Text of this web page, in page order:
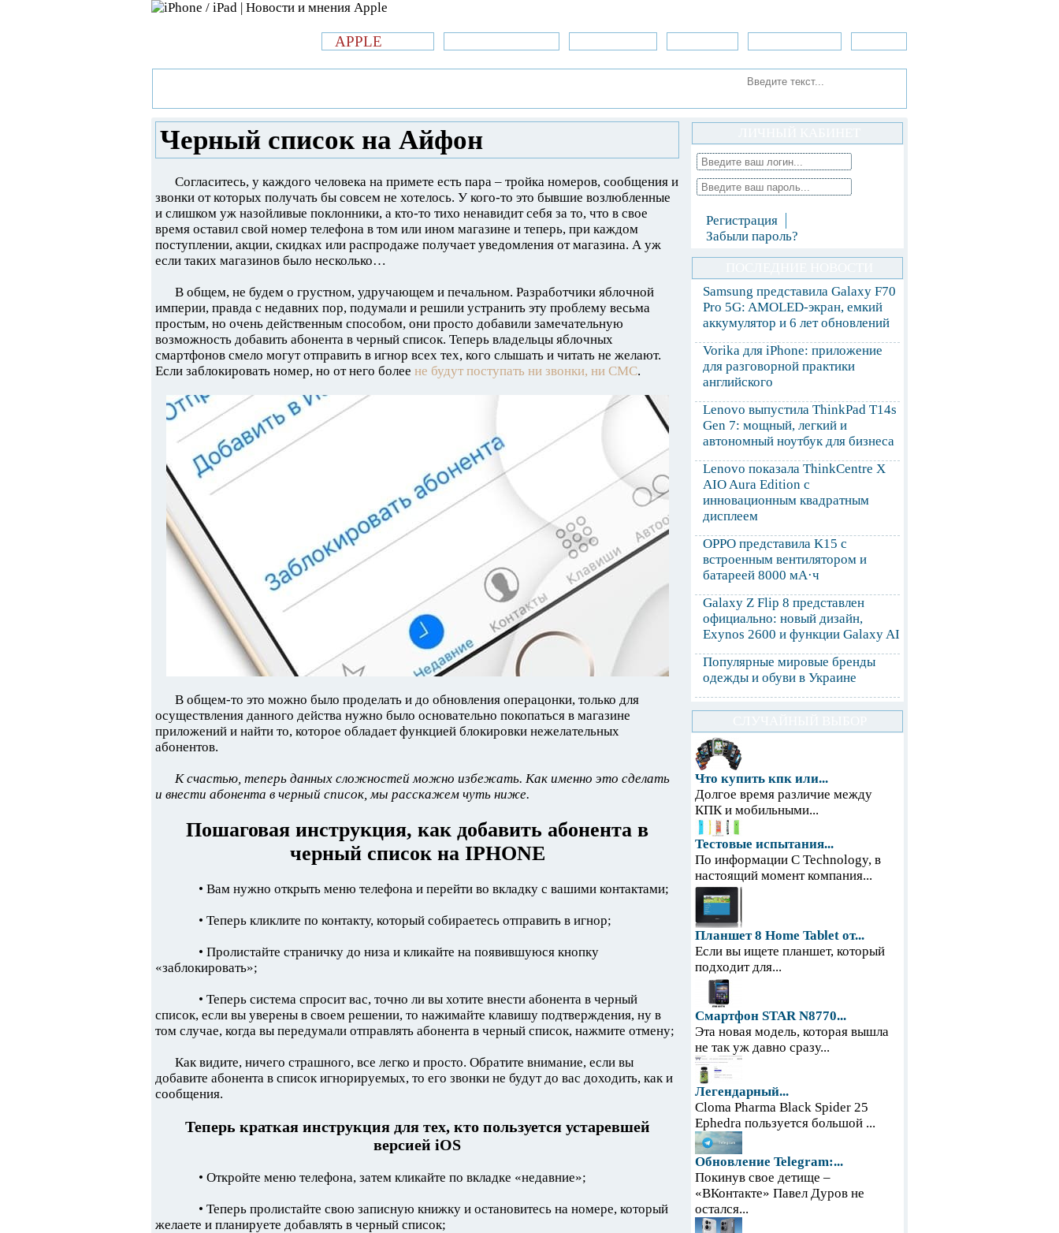
APPLE
Черный список на Айфон
Согласитесь, у каждого человека на примете есть пара – тройка номеров, сообщения и
звонки от которых получать бы совсем не хотелось. У кого-то это бывшие возлюбленные
и слишком уж назойливые поклонники, а кто-то тихо ненавидит себя за то, что в свое
время оставил свой номер телефона в том или ином магазине и теперь, при каждом
поступлении, акции, скидках или распродаже получает уведомления от магазина. А уж
если таких магазинов было несколько…
В общем, не будем о грустном, удручающем и печальном. Разработчики яблочной
империи, правда с недавних пор, подумали и решили устранить эту проблему весьма
простым, но очень действенным способом, они просто добавили замечательную
возможность добавить абонента в черный список. Теперь владельцы яблочных
смартфонов смело могут отправить в игнор всех тех, кого слышать и читать не желают.
Если заблокировать номер, но от него более не будут поступать ни звонки, ни СМС.
В общем-то это можно было проделать и до обновления операцонки, только для
осуществления данного действа нужно было основательно покопаться в магазине
приложений и найти то, которое обладает функцией блокировки нежелательных
абонентов.
К счастью, теперь данных сложностей можно избежать. Как именно это сделать
и внести абонента в черный список, мы расскажем чуть ниже.
Пошаговая инструкция, как добавить абонента в
черный список на IPHONE
• Вам нужно открыть меню телефона и перейти во вкладку с вашими контактами;
• Теперь кликлите по контакту, который собираетесь отправить в игнор;
• Пролистайте страничку до низа и кликайте на появившуюся кнопку
«заблокировать»;
• Теперь система спросит вас, точно ли вы хотите внести абонента в черный
список, если вы уверены в своем решении, то нажимайте клавишу подтверждения, ну в
том случае, когда вы передумали отправлять абонента в черный список, нажмите отмену;
Как видите, ничего страшного, все легко и просто. Обратите внимание, если вы
добавите абонента в список игнорируемых, то его звонки не будут до вас доходить, как и
сообщения.
Теперь краткая инструкция для тех, кто пользуется устаревшей
версией iOS
• Откройте меню телефона, затем кликайте по вкладке «недавние»;
• Теперь пролистайте свою записную книжку и остановитесь на номере, который
желаете и планируете добавлять в черный список;
Регистрация
Забыли пароль?
Samsung представила Galaxy F70
Pro 5G: AMOLED-экран, емкий
аккумулятор и 6 лет обновлений
Vorika для iPhone: приложение
для разговорной практики
английского
Lenovo выпустила ThinkPad T14s
Gen 7: мощный, легкий и
автономный ноутбук для бизнеса
Lenovo показала ThinkCentre X
AIO Aura Edition с
инновационным квадратным
дисплеем
OPPO представила K15 с
встроенным вентилятором и
батареей 8000 мА·ч
Galaxy Z Flip 8 представлен
официально: новый дизайн,
Exynos 2600 и функции Galaxy AI
Популярные мировые бренды
одежды и обуви в Украине
Что купить кпк или...
Долгое время различие между
КПК и мобильными...
Тестовые испытания...
По информации С Technology, в
настоящий момент компания...
Планшет 8 Home Tablet от...
Если вы ищете планшет, который
подходит для...
Смартфон STAR N8770...
Эта новая модель, которая вышла
не так уж давно сразу...
Легендарный...
Cloma Pharma Black Spider 25
Ephedra пользуется большой ...
Обновление Telegram:...
Покинув свое детище –
«ВКонтакте» Павел Дуров не
остался...